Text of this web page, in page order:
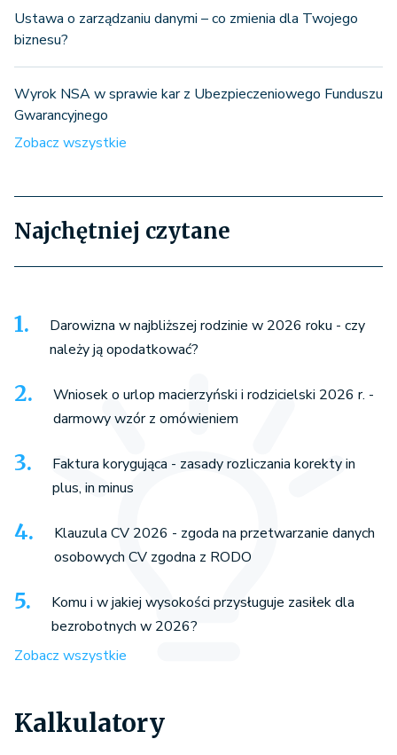
Ustawa o zarządzaniu danymi – co zmienia dla Twojego
biznesu?
Wyrok NSA w sprawie kar z Ubezpieczeniowego Funduszu
Gwarancyjnego
Zobacz wszystkie
Najchętniej czytane
Darowizna w najbliższej rodzinie w 2026 roku - czy
należy ją opodatkować?
Wniosek o urlop macierzyński i rodzicielski 2026 r. -
darmowy wzór z omówieniem
Faktura korygująca - zasady rozliczania korekty in
plus, in minus
Klauzula CV 2026 - zgoda na przetwarzanie danych
osobowych CV zgodna z RODO
Komu i w jakiej wysokości przysługuje zasiłek dla
bezrobotnych w 2026?
Zobacz wszystkie
Kalkulatory